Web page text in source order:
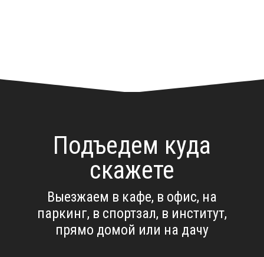
Подъедем куда
скажете
Выезжаем в кафе, в офис, на
паркинг, в спортзал, в институт,
прямо домой или на дачу